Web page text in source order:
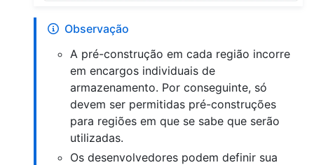
Observação
A pré-construção em cada região incorre
em encargos individuais de
armazenamento. Por conseguinte, só
devem ser permitidas pré-construções
para regiões em que se sabe que serão
utilizadas.
Os desenvolvedores podem definir sua